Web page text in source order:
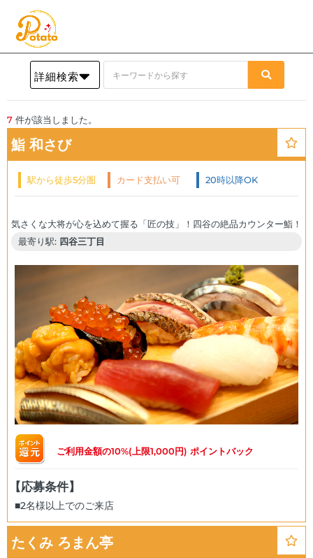
詳細検索
7 件が該当しました。
鮨 和さび
駅から徒歩5分圏
内
カード支払い可 20時以降OK
最寄り駅: 四谷三丁目
ご利用金額の10%(上限1,000円) ポイントバック
【応募条件】
■2名様以上でのご来店
たくみ ろまん亭